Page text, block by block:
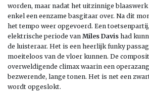
worden, maar nadat het uitzinnige
enkel een eenzame basgitaar over. Na dit
het tempo weer opgevoerd. Een
elektrische periode van Miles Davis had
de luisteraar. Het is een heerlijk funky
moeiteloos van de vloer kunnen. De
overweldigende climax waarin een
bezwerende, lange tonen. Het is net een
wordt opgeslokt.